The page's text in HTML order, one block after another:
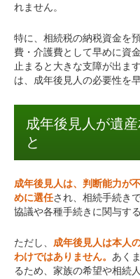
れません。
特に、相続税の納税資金を
費・介護費として早めに資
止まると大きな支障が出ま
は、成年後見人の必要性を
成年後見人が遺
と
成年後見人は、判断能力が
めに選任され、相続手続き
協議や各種手続きに関与す
ただし、成年後見人は本人
わけではありません。あく
るため、家族の希望や相続